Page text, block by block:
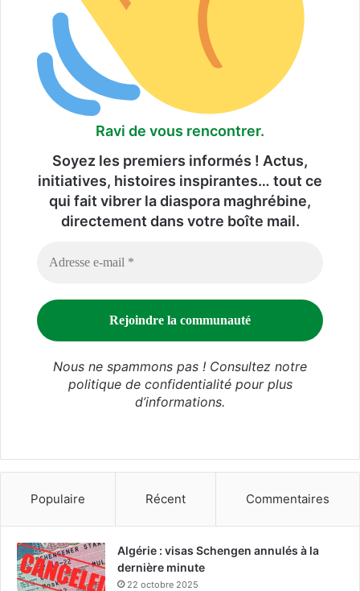
Ravi de vous rencontrer.
Soyez les premiers informés ! Actus,
initiatives, histoires inspirantes… tout ce
qui fait vibrer la diaspora maghrébine,
directement dans votre boîte mail.
Nous ne spammons pas ! Consultez notre
politique de confidentialitépour plus
d’informations.
Populaire Récent Commentaires
Algérie : visas Schengen annulés à la
dernière minute
22 octobre 2025